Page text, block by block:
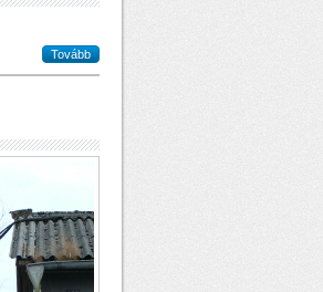
Tovább